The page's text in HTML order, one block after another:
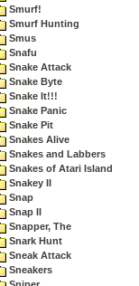
Smurf!
Smurf Hunting
Smus
Snafu
Snake Attack
Snake Byte
Snake It!!!
Snake Panic
Snake Pit
Snakes Alive
Snakes and Labbers
Snakes of Atari Island
Snakey II
Snap
Snap II
Snapper, The
Snark Hunt
Sneak Attack
Sneakers